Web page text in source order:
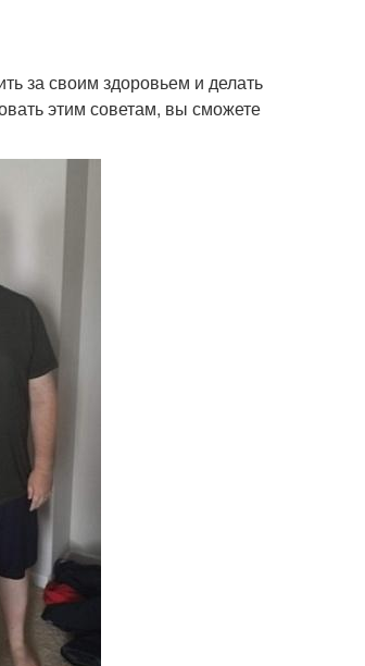
за своим здоровьем и делать
этим советам, вы сможете